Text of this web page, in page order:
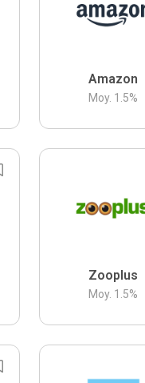
Amazon
Moy. 1.5%
Zooplus
Moy. 1.5%